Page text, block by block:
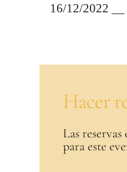
16/12/2022 __
Hacer
Las reservas
para este